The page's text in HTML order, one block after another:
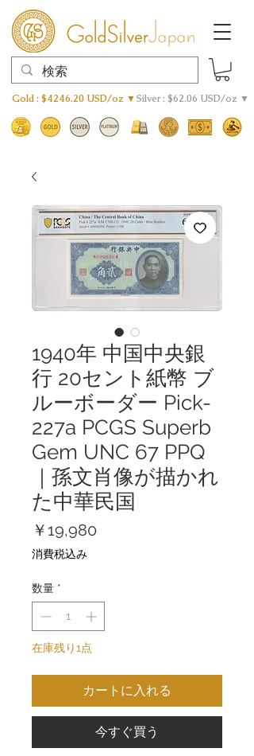
Gold : $4246.20 USD/oz ▼Silver : $62.06 USD/oz ▼
1940年 中国中央銀
行 20セント紙幣 ブ
ルーボーダー Pick-
227a PCGS Superb
Gem UNC 67 PPQ
｜孫文肖像が描かれ
た中華民国
￥19,980
消費税込み
数量 *
在庫残り1点
カートに入れる
今すぐ買う